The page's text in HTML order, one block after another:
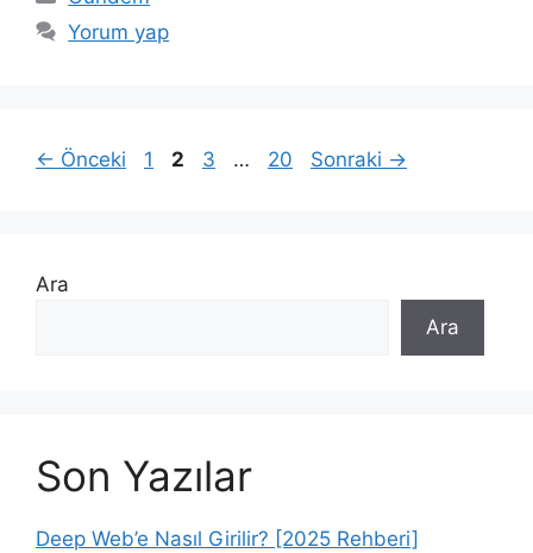
Yorum yap
← Önceki Sayfa
1 Sayfa
2 Sayfa
3 … Sayfa
20 Sonraki →
Ara
Ara
Son Yazılar
Deep Web’e Nasıl Girilir? [2025 Rehberi]